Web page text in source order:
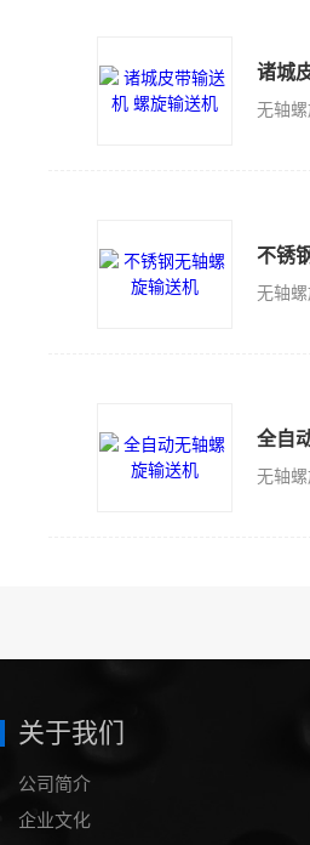
诸城
不锈
全自
关于我们
公司简介
企业文化